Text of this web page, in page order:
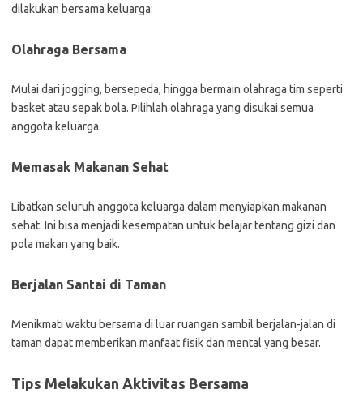
dilakukan bersama keluarga:
Olahraga Bersama
Mulai dari jogging, bersepeda, hingga bermain olahraga tim seperti
basket atau sepak bola. Pilihlah olahraga yang disukai semua
anggota keluarga.
Memasak Makanan Sehat
Libatkan seluruh anggota keluarga dalam menyiapkan makanan
sehat. Ini bisa menjadi kesempatan untuk belajar tentang gizi dan
pola makan yang baik.
Berjalan Santai di Taman
Menikmati waktu bersama di luar ruangan sambil berjalan-jalan di
taman dapat memberikan manfaat fisik dan mental yang besar.
Tips Melakukan Aktivitas Bersama